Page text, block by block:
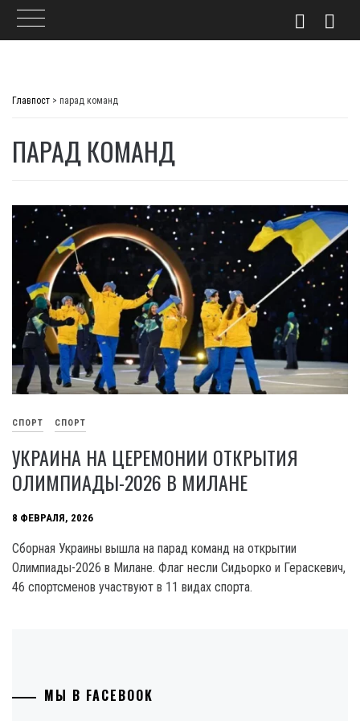
Главпост > парад команд
ПАРАД КОМАНД
СПОРТ СПОРТ
УКРАИНА НА ЦЕРЕМОНИИ ОТКРЫТИЯ
ОЛИМПИАДЫ-2026 В МИЛАНЕ
8 ФЕВРАЛЯ, 2026
Сборная Украины вышла на парад команд на открытии
Олимпиады-2026 в Милане. Флаг несли Сидьорко и Гераскевич,
46 спортсменов участвуют в 11 видах спорта.
МЫ В FACEBOOK